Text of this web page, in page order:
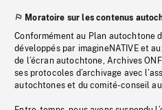
Moratoire sur les contenus
Conformément au Plan autochtone
développés par imagineNATIVE et
de l’écran autochtone, Archives
ses protocoles d’archivage avec
autochtones et du comité-conseil